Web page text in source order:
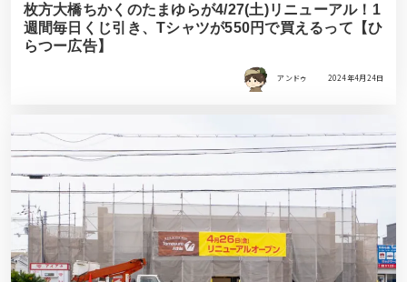
枚方大橋ちかくのたまゆらが4/27(土)リニューアル！1
週間毎日くじ引き、Tシャツが550円で買えるって【ひ
らつー広告】
アンドゥ 2024年4月24日